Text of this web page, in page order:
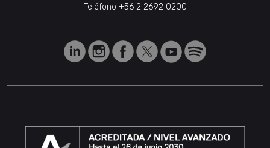
Teléfono +56 2 2692 0200